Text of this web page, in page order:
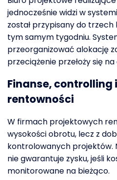
jednocześnie widzi w
został przypisany do
tym samym tygodniu.
przeorganizować alokację
przeciążenie przełoży się
Finanse, controlling
rentowności
W firmach projektowych
wysokości obrotu, lecz z
kontrolowanych projektów.
nie gwarantuje zysku, jeśli
monitorowane na bieżąco.